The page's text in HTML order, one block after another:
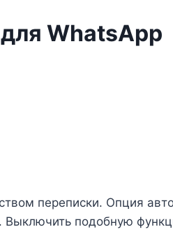
WhatsApp
переписки. Опция
подобную